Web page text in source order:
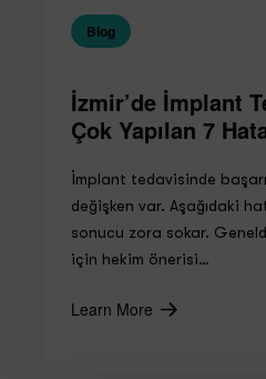
Blog
İzmir’de İmplant
Çok Yapılan 7
İmplant tedavisinde
değişken var. Aşağıdaki
sonucu zora sokar.
için hekim önerisi…
Learn More